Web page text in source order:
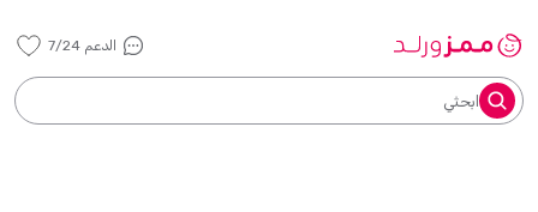
الدعم 7/24
ابحثي